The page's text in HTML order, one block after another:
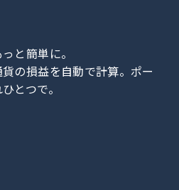
と簡単に。
の損益を自動で計算。 ポー
とつで。